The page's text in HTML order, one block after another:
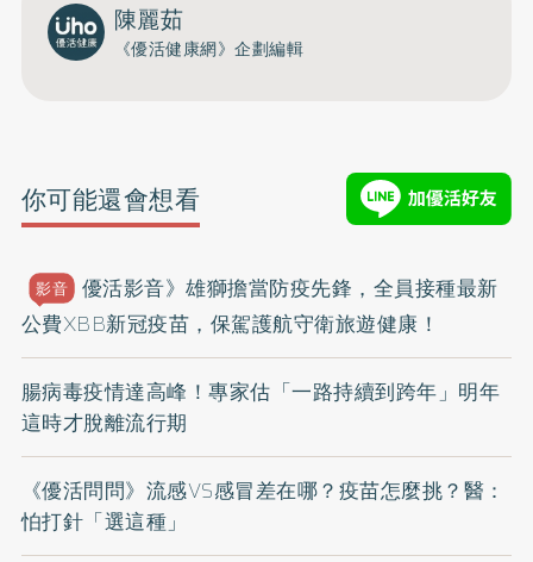
陳麗茹
《優活健康網》企劃編輯
你可能還會想看
影音
優活影音》雄獅擔當防疫先鋒，全員接種最新
公費XBB新冠疫苗，保駕護航守衛旅遊健康！
腸病毒疫情達高峰！專家估「一路持續到跨年」明年
這時才脫離流行期
《優活問問》流感VS感冒差在哪？疫苗怎麼挑？醫：
怕打針「選這種」